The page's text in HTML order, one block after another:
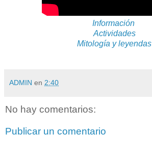
Información
Actividades
Mitología y leyendas
ADMIN en 2:40
No hay comentarios:
Publicar un comentario